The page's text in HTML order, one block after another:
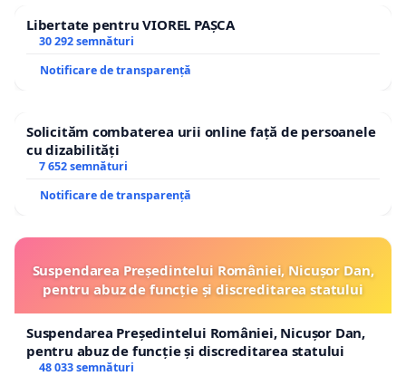
Libertate pentru VIOREL PAȘCA
30 292 semnături
Notificare de transparență
Solicităm combaterea urii online față de persoanele
cu dizabilități
7 652 semnături
Notificare de transparență
Suspendarea Președintelui României, Nicușor Dan,
pentru abuz de funcție și discreditarea statului
Suspendarea Președintelui României, Nicușor Dan,
pentru abuz de funcție și discreditarea statului
48 033 semnături